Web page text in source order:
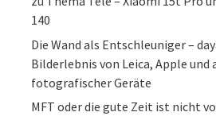
140
Die Wand als Entschleuniger –
Bilderlebnis von Leica, Apple
fotografischer Geräte
MFT oder die gute Zeit ist nicht